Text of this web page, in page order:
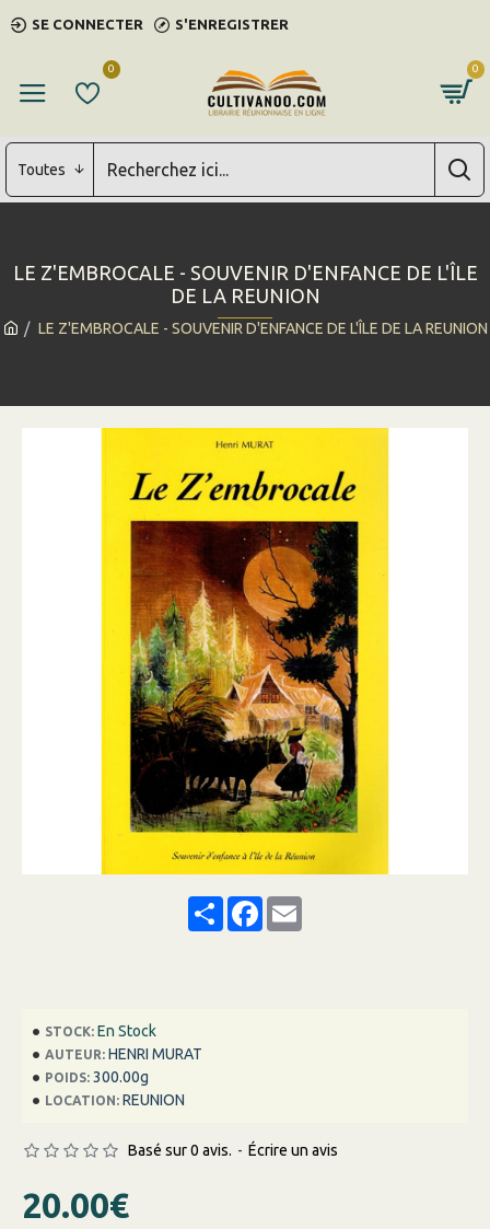
SE CONNECTER S'ENREGISTRER
0 0
Toutes
LE Z'EMBROCALE - SOUVENIR D'ENFANCE DE L'ÎLE DE LA REUNION
LE Z'EMBROCALE - SOUVENIR D'ENFANCE DE L'ÎLE
DE LA REUNION
ShareFacebook
Email
STOCK: En Stock
AUTEUR: HENRI MURAT
POIDS: 300.00g
LOCATION: REUNION
Basé sur 0 avis. - Écrire un avis
20.00€